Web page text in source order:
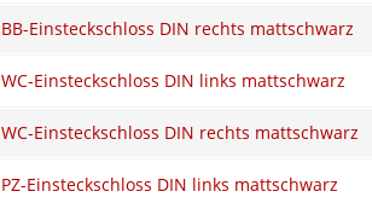
BB-Einsteckschloss DIN rechts mattschwarz
WC-Einsteckschloss DIN links mattschwarz
WC-Einsteckschloss DIN rechts mattschwarz
PZ-Einsteckschloss DIN links mattschwarz